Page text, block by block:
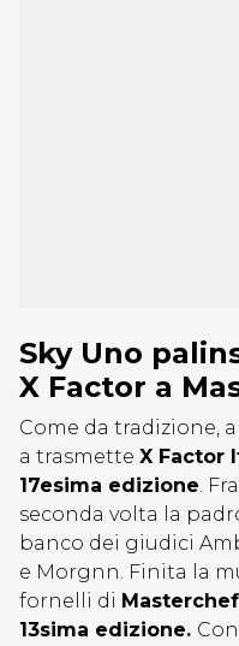
Sky Uno
X Factor a
Come da tradizione,
a trasmette X Factor
17esima edizione.
seconda volta la
banco dei giudici
e Morgnn. Finita la
fornelli di
13sima edizione.